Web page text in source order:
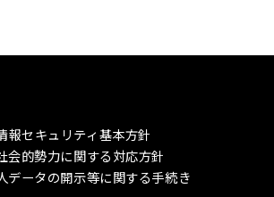
報セキュリティ基本方針
会的勢力に関する対応方針
データの開示等に関する手続き